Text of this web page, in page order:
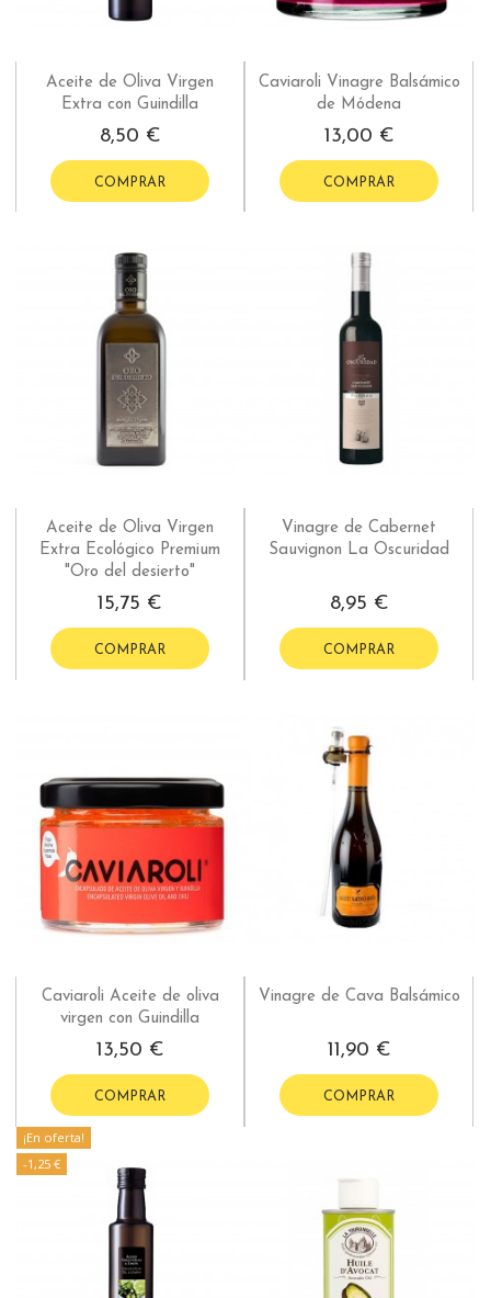
Aceite de Oliva Virgen
Extra con Guindilla
8,50 €
COMPRAR
Caviaroli Vinagre Balsámico
de Módena
13,00 €
COMPRAR
Aceite de Oliva Virgen
Extra Ecológico Premium
"Oro del desierto"
15,75 €
COMPRAR
Vinagre de Cabernet
Sauvignon La Oscuridad
8,95 €
COMPRAR
Caviaroli Aceite de oliva
virgen con Guindilla
13,50 €
COMPRAR
Vinagre de Cava Balsámico
11,90 €
COMPRAR
¡En oferta!
-1,25 €